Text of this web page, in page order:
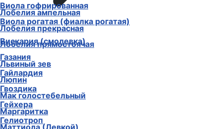
Лобелия ампельная
Лобелия прекрасная
Лобелия прямостоячая
Львиный зев
Люпин
Мак голостебельный
Маргаритка
Маттиола (Левкой)
Виола гофрированная
Виола рогатая (фиалка рогатая)
Вискария (смолевка)
Газания
Гайлардия
Гвоздика
Гейхера
Гелиотроп